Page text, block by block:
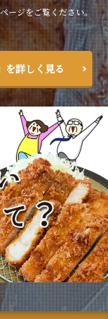
ージをご覧ください。
を詳しく見る